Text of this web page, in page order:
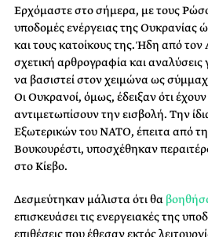
Ερχόμαστε στο σήμερα, με τους
υποδομές ενέργειας της Ουκρανίας
και τους κατοίκους της. Ήδη από
σχετική αρθρογραφία και αναλύσεις
να βασιστεί στον χειμώνα ως
Οι Ουκρανοί, όμως, έδειξαν ότι
αντιμετωπίσουν την εισβολή. Την
Εξωτερικών του ΝΑΤΟ, έπειτα από
Βουκουρέστι, υποσχέθηκαν
στο Κίεβο.
Δεσμεύτηκαν μάλιστα ότι θα
επισκευάσει τις ενεργειακές της